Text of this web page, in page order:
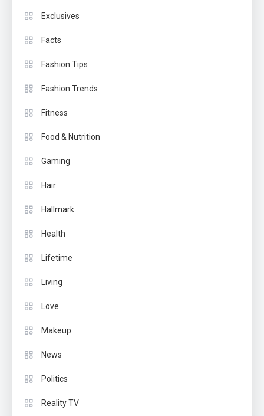
Exclusives
Facts
Fashion Tips
Fashion Trends
Fitness
Food & Nutrition
Gaming
Hair
Hallmark
Health
Lifetime
Living
Love
Makeup
News
Politics
Reality TV